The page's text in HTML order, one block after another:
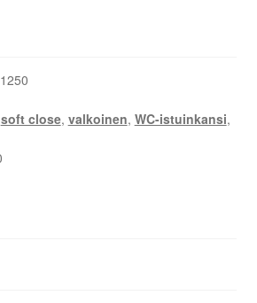
soft close, valkoinen, WC-istuinkansi,